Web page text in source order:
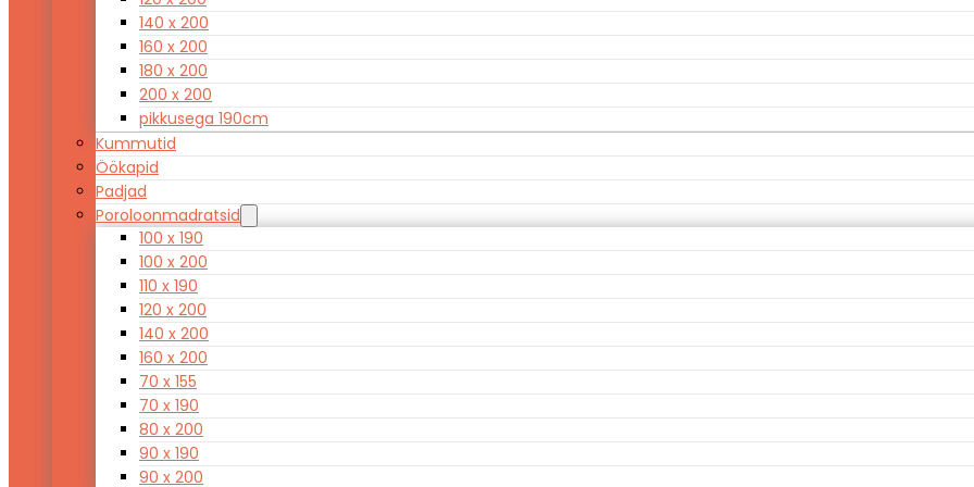
140 x 200
160 x 200
180 x 200
200 x 200
pikkusega 190cm
Kummutid
Öökapid
Padjad
Poroloonmadratsid
100 x 190
100 x 200
110 x 190
120 x 200
140 x 200
160 x 200
70 x 155
70 x 190
80 x 200
90 x 190
90 x 200